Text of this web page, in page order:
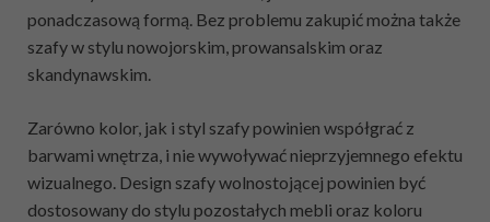
ponadczasową formą. Bez problemu zakupić można także
szafy w stylu nowojorskim, prowansalskim oraz
skandynawskim.
Zarówno kolor, jak i styl szafy powinien współgrać z
barwami wnętrza, i nie wywoływać nieprzyjemnego efektu
wizualnego. Design szafy wolnostojącej powinien być
dostosowany do stylu pozostałych mebli oraz koloru